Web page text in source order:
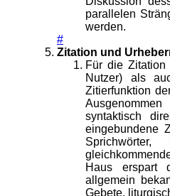
parallelen
werden.
#
Zitation und
Für die Zitation
Nutzer) als
Zitierfunktion
syntaktisch
eingebundene
Haus erspart
allgemein
Gebete,